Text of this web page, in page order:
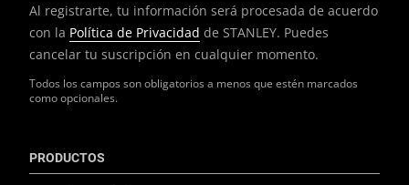
Todos los campos son obligatorios a menos que estén marcados
como opcionales.
Al registrarte, tu información será procesada de acuerdo
con la Política de Privacidad de STANLEY. Puedes
cancelar tu suscripción en cualquier momento.
PRODUCTOS